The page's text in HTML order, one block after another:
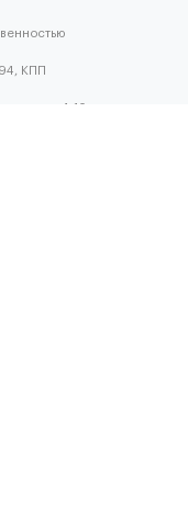
КПП
ул, д. 4-10,